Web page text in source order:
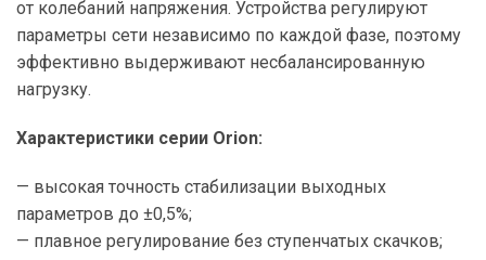
от колебаний напряжения. Устройства регулируют
параметры сети независимо по каждой фазе, поэтому
эффективно выдерживают несбалансированную
нагрузку.
Характеристики серии Orion:
— высокая точность стабилизации выходных
параметров до ±0,5%;
— плавное регулирование без ступенчатых скачков;